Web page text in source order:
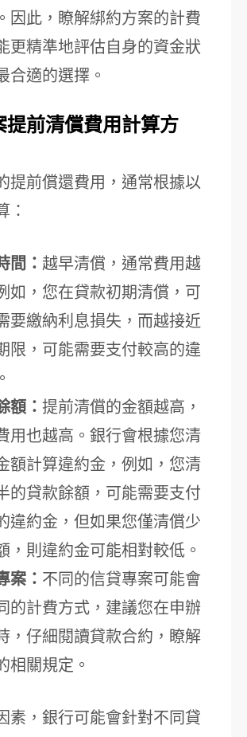
因此，瞭解綁約方案的計費
更精準地評估自身的資金狀
合適的選擇。
提前清償費用計算方
提前償還費用，通常根據以
：
間： 越早清償，通常費用越
如，您在貸款初期清償，可
要繳納利息損失，而越接近
限，可能需要支付較高的違
額： 提前清償的金額越高，
用也越高。銀行會根據您清
額計算違約金，例如，您清
的貸款餘額，可能需要支付
違約金，但如果您僅清償少
，則違約金可能相對較低。
案： 不同的信貸專案可能會
的計費方式，建議您在申辦
，仔細閱讀貸款合約，瞭解
相關規定。
素，銀行可能會針對不同貸